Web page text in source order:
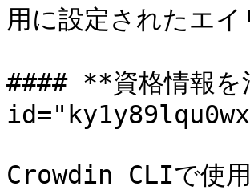
用に設定されたエ
#### **資格情報
Crowdin CLIで使